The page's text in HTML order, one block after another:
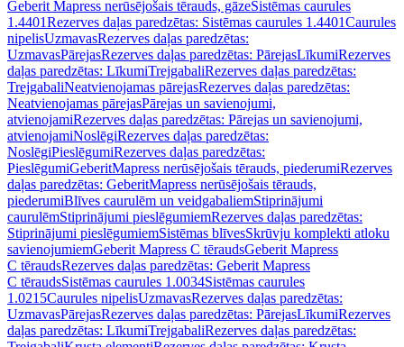
Geberit Mapress nerūsējošais tērauds, gāzeSistēmas caurules
1.4401Rezerves daļas paredzētas: Sistēmas caurules 1.4401Caurules
nipelisUzmavasRezerves daļas paredzētas:
UzmavasPārejasRezerves daļas paredzētas: PārejasLīkumiRezerves
daļas paredzētas: LīkumiTrejgabaliRezerves daļas paredzētas:
TrejgabaliNeatvienojamas pārejasRezerves daļas paredzētas:
Neatvienojamas pārejasPārejas un savienojumi,
atvienojamiRezerves daļas paredzētas: Pārejas un savienojumi,
atvienojamiNoslēgiRezerves daļas paredzētas:
NoslēgiPieslēgumiRezerves daļas paredzētas:
PieslēgumiGeberitMapress nerūsējošais tērauds, piederumiRezerves
daļas paredzētas: GeberitMapress nerūsējošais tērauds,
piederumiBlīves caurulēm un veidgabaliemStiprinājumi
caurulēmStiprinājumi pieslēgumiemRezerves daļas paredzētas:
Stiprinājumi pieslēgumiemSistēmas blīvesSkrūvju komplekti atloku
savienojumiemGeberit Mapress C tēraudsGeberit Mapress
C tēraudsRezerves daļas paredzētas: Geberit Mapress
C tēraudsSistēmas caurules 1.0034Sistēmas caurules
1.0215Caurules nipelisUzmavasRezerves daļas paredzētas:
UzmavasPārejasRezerves daļas paredzētas: PārejasLīkumiRezerves
daļas paredzētas: LīkumiTrejgabaliRezerves daļas paredzētas: